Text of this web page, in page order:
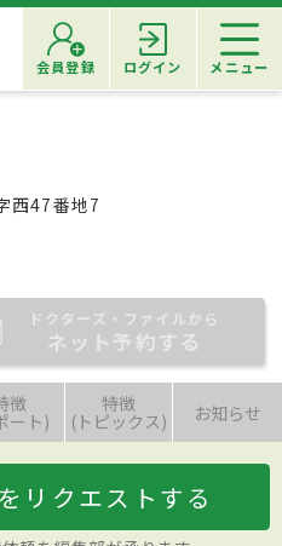
会員登録 ログイン メニュー
西47番地7
ドクターズ・ファイルから
ネット予約する
徴
ート)
特徴
(トピックス) お知らせ
リクエストする